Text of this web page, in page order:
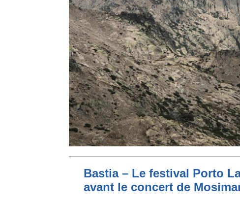
Bastia – Le festival Porto
avant le concert de